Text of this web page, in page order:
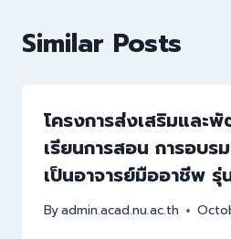
Similar Posts
โครงการส่งเสริมและ
เรียนการสอน การอบร
เป็นอาจารย์มืออาชีพ รุ่
Byadmin.acad.nu.ac.th